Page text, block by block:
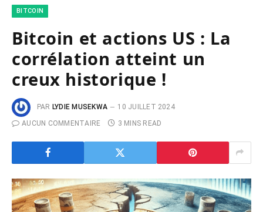
BITCOIN
Bitcoin et actions US : La
corrélation atteint un
creux historique !
PAR LYDIE MUSEKWA
10 JUILLET 2024
AUCUN COMMENTAIRE
3 MINS READ